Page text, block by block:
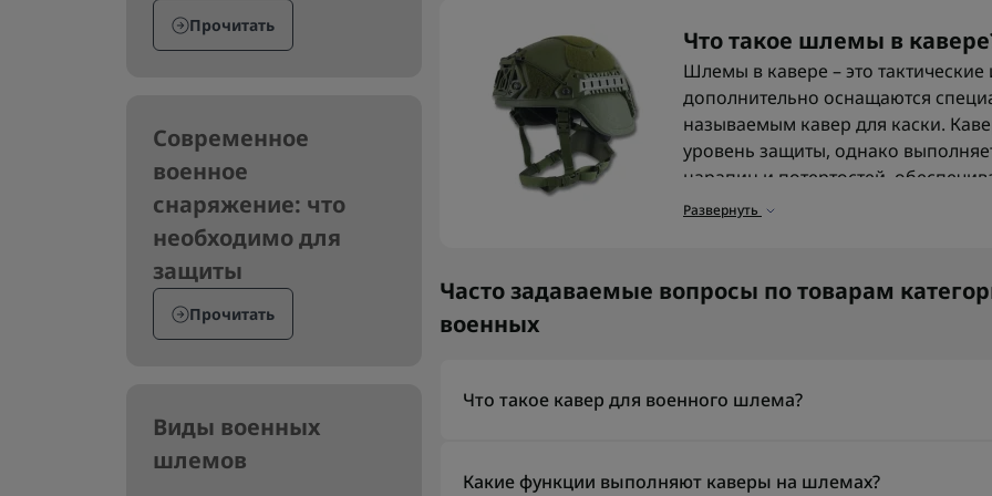
Прочитать
Современное
военное
снаряжение: что
необходимо для
защиты
Прочитать
Виды военных
шлемов
Что такое шлемы в
Шлемы в кавере – это
дополнительно оснащаются
называемым кавер для каски.
уровень защиты, однако
царапин и потертостей,
камуфляжной окраске и позволяет
Кавер также не должен мешать
функциональным и незаметным в
шлем помогает интегрировать
Развернуть
Часто задаваемые вопросы по товарам
военных
Что такое кавер для военного шлема?
используется для маскировки, защиты поверхности от царапин и
Какие функции выполняют каверы на шлемах?